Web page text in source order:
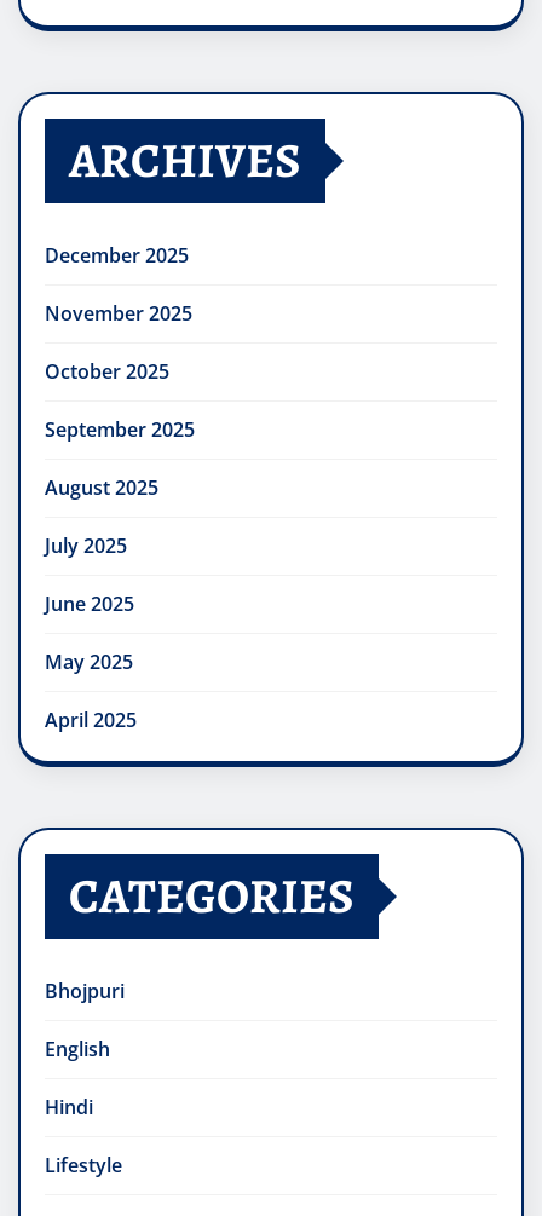
ARCHIVES
December 2025
November 2025
October 2025
September 2025
August 2025
July 2025
June 2025
May 2025
April 2025
CATEGORIES
Bhojpuri
English
Hindi
Lifestyle